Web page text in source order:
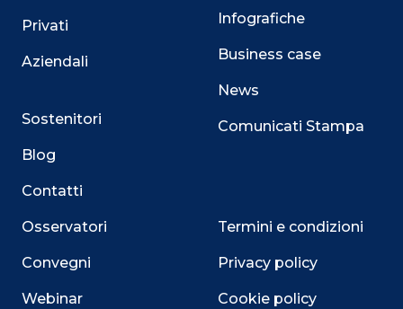
Privati
Aziendali
Sostenitori
Blog
Contatti
Osservatori
Convegni
Webinar
Infografiche
Business case
News
Comunicati Stampa
Termini e condizioni
Privacy policy
Cookie policy